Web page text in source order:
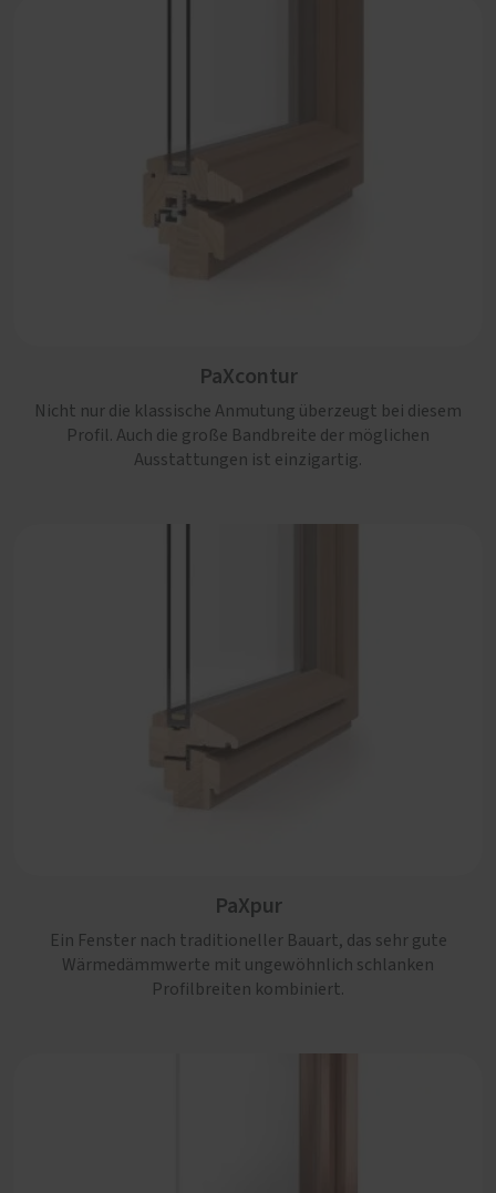
PaXcontur
Nicht nur die klassische Anmutung überzeugt bei diesem
Profil. Auch die große Bandbreite der möglichen
Ausstattungen ist einzigartig.
PaXpur
Ein Fenster nach traditioneller Bauart, das sehr gute
Wärmedämmwerte mit ungewöhnlich schlanken
Profilbreiten kombiniert.
Einbruchhemmung, Schall- und Wärmeschutz mit
authentischer Altbau-Optik einhergehen sollen.